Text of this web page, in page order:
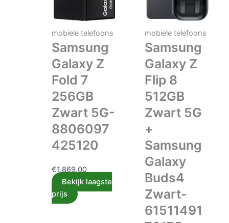
mobiele telefoons
Samsung
Galaxy Z
Fold 7
256GB
Zwart 5G-
8806097
425120
€1,869.00
Bekijk laagste
prijs
mobiele telefoons
Samsung
Galaxy Z
Flip 8
512GB
Zwart 5G
+
Samsung
Galaxy
Buds4
Zwart-
61511491